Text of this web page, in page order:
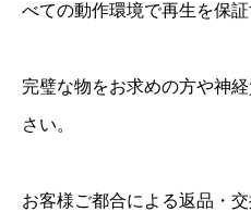
べての動作環境で再生を保
完璧な物をお求めの方や神
さい。
お客様ご都合による返品・